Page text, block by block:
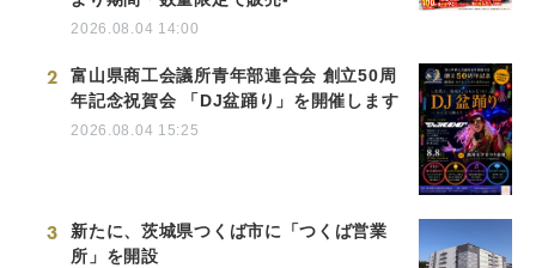
2026.08.04 14:00
2
富山県商工会議所青年部連合会 創立50周
年記念祝賀会 「DJ盆踊り」を開催します
2026.08.04 15:25
3
新たに、茨城県つくば市に「つくば営業
所」を開設